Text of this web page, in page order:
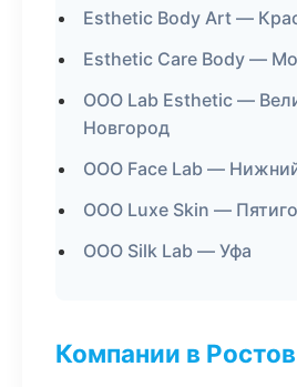
Esthetic Body Art —
Esthetic Care Body —
ООО Lab Esthetic —
Новгород
ООО Face Lab —
ООО Luxe Skin —
ООО Silk Lab — Уфа
Компании в